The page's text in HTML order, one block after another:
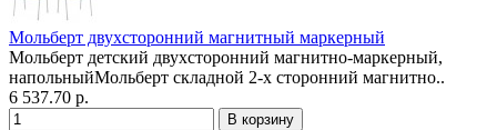
Мольберт двухсторонний магнитный маркерный
Мольберт детский двухсторонний магнитно-маркерный,
напольныйМольберт складной 2-х сторонний магнитно..
6 537.70 р.